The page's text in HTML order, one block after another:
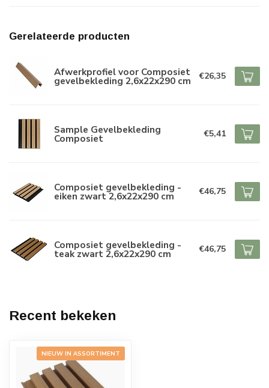
Gerelateerde producten
Afwerkprofiel voor Composiet
gevelbekleding 2,6x22x290 cm €26,35
Sample Gevelbekleding
Composiet €5,41
Composiet gevelbekleding -
eiken zwart 2,6x22x290 cm €46,75
Composiet gevelbekleding -
teak zwart 2,6x22x290 cm €46,75
Recent bekeken
NIEUW IN ASSORTIMENT